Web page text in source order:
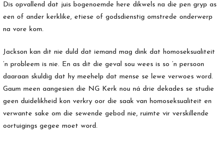
Dis opvallend dat juis bogenoemde here dikwels na die pen gryp as
een of ander kerklike, etiese of godsdienstig omstrede onderwerp
na vore kom.
Jackson kan dit nie duld dat iemand mag dink dat homoseksualiteit
’n probleem is nie. En as dit die geval sou wees is so ’n persoon
daaraan skuldig dat hy meehelp dat mense se lewe verwoes word.
Gaum meen aangesien die NG Kerk nou ná drie dekades se studie
geen duidelikheid kon verkry oor die saak van homoseksualiteit en
verwante sake om die sewende gebod nie, ruimte vir verskillende
oortuigings gegee moet word.